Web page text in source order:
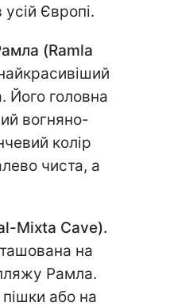
Європі.
(Ramla
Його головна
вогняно-
колір
чиста, а
Mixta Cave).
на
Рамла.
або на